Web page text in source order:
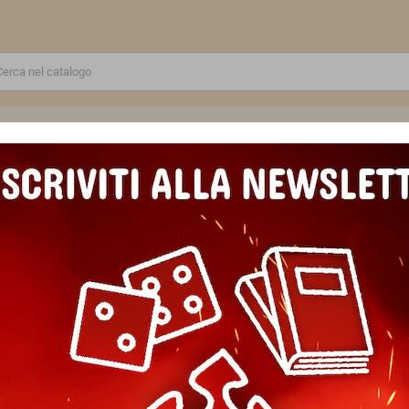
SCUOLA E TEMPO LIBERO
1000 PEZZI ravensburger TIANA originale DISNEY softclick
PUZZLE 1000 PEZZI
softclick CASTLE COLLECTION
Marca
Ravensburger
Riferimento
4005555013433
In magazzino
2 Articoli